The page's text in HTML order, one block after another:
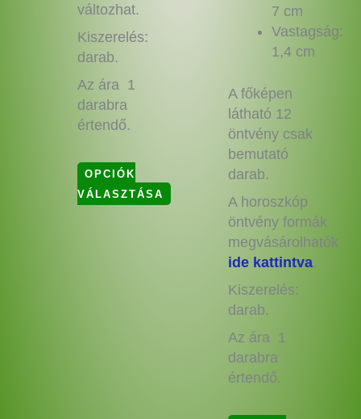
változhat.
Kiszerelés:
darab.
Az ára 1
darabra
értendő.
OPCIÓK
VÁLASZTÁSA
7 cm
Vastagság:
1,4 cm
A főképen
látható 12
öntvény csak
bemutató
darab.
A horoszkóp
öntvény formák
megvásárolhatók
ide kattintva.
Kiszerelés:
darab.
Az ára 1
darabra
értendő.